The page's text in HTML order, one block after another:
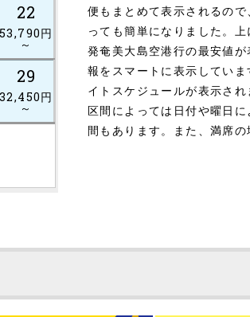
22
53,790円
～
29
32,450円
～
便もまとめて表示されるの
っても簡単になりました。
発奄美大島空港行の最安値
報をスマートに表示してい
イトスケジュールが表示され
区間によっては日付や曜日
間もあります。また、満席